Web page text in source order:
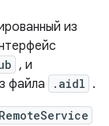
из
, и
файла
.aidl .